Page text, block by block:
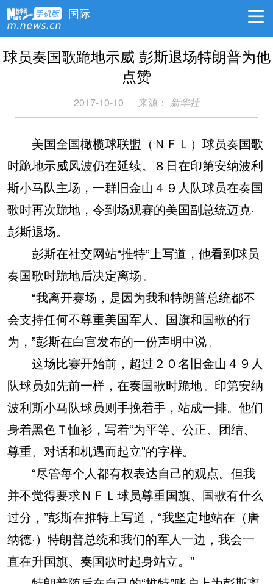
国际
球员奏国歌跪地示威 彭斯退场特朗普为他
点赞
2017-10-10 来源： 新华社
美国全国橄榄球联盟（ＮＦＬ）球员奏国歌
时跪地示威风波仍在延续。８日在印第安纳波利
斯小马队主场，一群旧金山４９人队球员在奏国
歌时再次跪地，令到场观赛的美国副总统迈克·
彭斯退场。
彭斯在社交网站“推特”上写道，他看到球员
奏国歌时跪地后决定离场。
“我离开赛场，是因为我和特朗普总统都不
会支持任何不尊重美国军人、国旗和国歌的行
为，”彭斯在白宫发布的一份声明中说。
这场比赛开始前，超过２０名旧金山４９人
队球员如先前一样，在奏国歌时跪地。印第安纳
波利斯小马队球员则手挽着手，站成一排。他们
身着黑色Ｔ恤衫，写着“为平等、公正、团结、
尊重、对话和机遇而起立”的字样。
“尽管每个人都有权表达自己的观点。但我
并不觉得要求ＮＦＬ球员尊重国旗、国歌有什么
过分，”彭斯在推特上写道，“我坚定地站在（唐
纳德·）特朗普总统和我们的军人一边，我会一
直在升国旗、奏国歌时起身站立。”